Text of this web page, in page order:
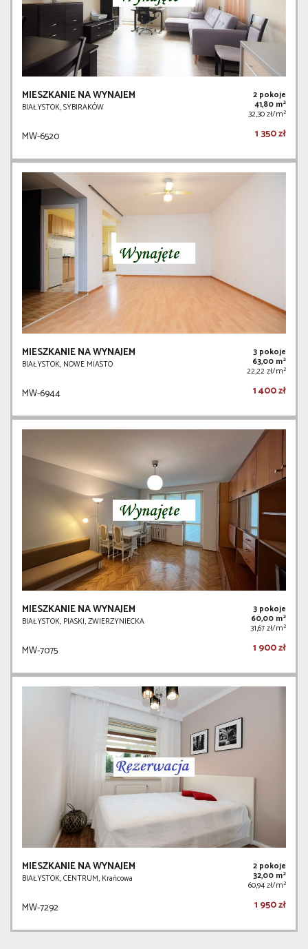
MIESZKANIE NA WYNAJEM
BIAŁYSTOK, SYBIRAKÓW
2 pokoje
41,80 m2
32,30 zł/m2
MW-6520 1 350 zł
MIESZKANIE NA WYNAJEM
BIAŁYSTOK, NOWE MIASTO
3 pokoje
63,00 m2
22,22 zł/m2
MW-6944 1 400 zł
MIESZKANIE NA WYNAJEM
BIAŁYSTOK, PIASKI, ZWIERZYNIECKA
3 pokoje
60,00 m2
31,67 zł/m2
MW-7075 1 900 zł
MIESZKANIE NA WYNAJEM
BIAŁYSTOK, CENTRUM, Krańcowa
2 pokoje
32,00 m2
60,94 zł/m2
MW-7292 1 950 zł